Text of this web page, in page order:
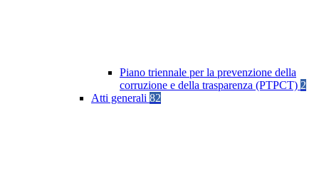
Piano triennale per la prevenzione della
corruzione e della trasparenza (PTPCT) 2
Atti generali 82